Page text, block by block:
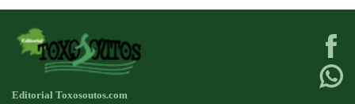
Editorial Toxosoutos.com